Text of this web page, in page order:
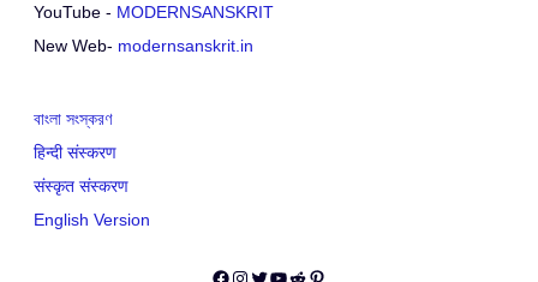
YouTube - MODERNSANSKRIT
New Web- modernsanskrit.in
বাংলা সংস্করণ
हिन्दी संस्करण
संस्कृत संस्करण
English Version
Facebook
Instagram
Twitter
YouTube
Reddit
Pinterest